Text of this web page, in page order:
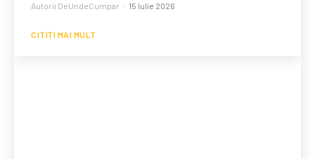
Autorii DeUndeCumpar - 15 Iulie 2026
CITIȚI MAI MULT